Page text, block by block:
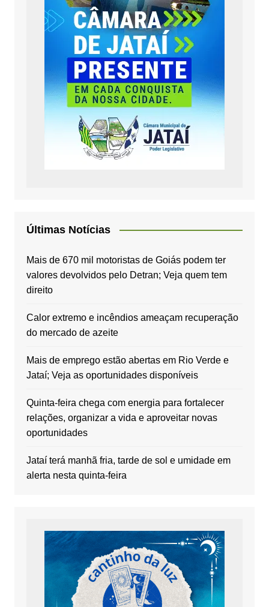
Últimas Notícias
Mais de 670 mil motoristas de Goiás podem ter
valores devolvidos pelo Detran; Veja quem tem
direito
Calor extremo e incêndios ameaçam recuperação
do mercado de azeite
Mais de emprego estão abertas em Rio Verde e
Jataí; Veja as oportunidades disponíveis
Quinta-feira chega com energia para fortalecer
relações, organizar a vida e aproveitar novas
oportunidades
Jataí terá manhã fria, tarde de sol e umidade em
alerta nesta quinta-feira